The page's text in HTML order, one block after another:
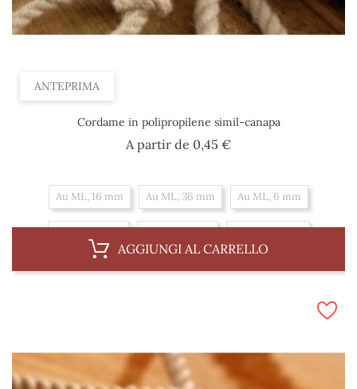
ANTEPRIMA
Cordame in polipropilene simil-canapa
A partir de 0,45 €Prezzo
Au ML, 16 mm Au ML, 36 mm Au ML, 6 mm
Au ML, 8 mm Au ML, 14 mm Au ML, 20 mm
Al 100 m, 14 mm Al 100 m, 20 mm Al 100 m, 10 mm
AGGIUNGI AL CARRELLO